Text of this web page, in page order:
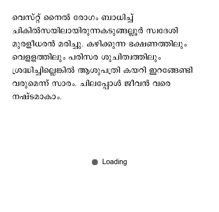
വെസ്റ്റ് നൈല്‍ രോഗം ബാധിച്ച്
ചികില്‍സയിലായിരുന്നകടുങ്ങല്ലൂര്‍ സ്വദേശി
മുരളീധരന്‍ മരിച്ചു. കഴിക്കുന്ന ഭക്ഷണത്തിലും
വെളളത്തിലും പരിസര ശുചിത്വത്തിലും
ശ്രദ്ധിച്ചില്ലെങ്കില്‍ ആശുപത്രി കയറി ഇറങ്ങേണ്ടി
വരുമെന്ന് സാരം. ചിലപ്പോള്‍ ജീവന്‍ വരെ
നഷ്ടമാകാം.